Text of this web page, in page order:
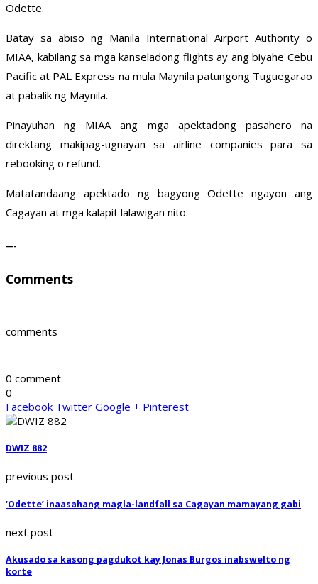
Odette.
Batay sa abiso ng Manila International Airport Authority o
MIAA, kabilang sa mga kanseladong flights ay ang biyahe Cebu
Pacific at PAL Express na mula Maynila patungong Tuguegarao
at pabalik ng Maynila.
Pinayuhan ng MIAA ang mga apektadong pasahero na
direktang makipag-ugnayan sa airline companies para sa
rebooking o refund.
Matatandaang apektado ng bagyong Odette ngayon ang
Cagayan at mga kalapit lalawigan nito.
—-
Comments
comments
0 comment
0
Facebook Twitter Google + Pinterest
DWIZ 882
previous post
‘Odette’ inaasahang magla-landfall sa Cagayan mamayang gabi
next post
Akusado sa kasong pagdukot kay Jonas Burgos inabswelto ng
korte